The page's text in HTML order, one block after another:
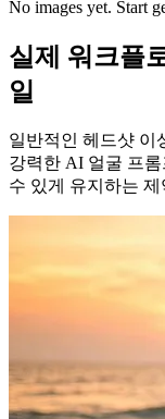
No images yet. Start
실제 워크플
일
일반적인 헤드샷 이
강력한 AI 얼굴 프
수 있게 유지하는